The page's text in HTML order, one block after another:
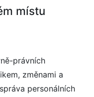
místu
právních
změnami a
personálních